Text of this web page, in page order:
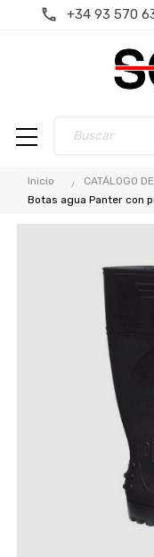
+34 93 570
Inicio CATÁLOGO
Botas agua Panter con